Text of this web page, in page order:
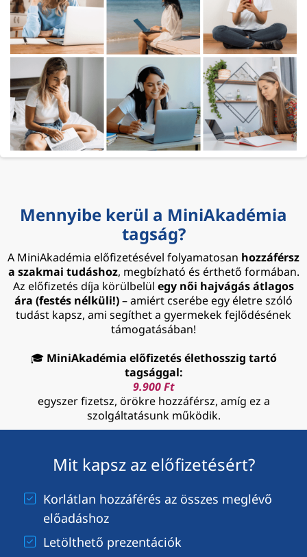
Mennyibe kerül a MiniAkadémia
tagság?
A MiniAkadémia előfizetésével folyamatosan hozzáférsz
a szakmai tudáshoz, megbízható és érthető formában.
Az előfizetés díja körülbelül egy női hajvágás átlagos
ára (festés nélküli!)– amiért cserébe egy életre szóló
tudást kapsz, ami segíthet a gyermekek fejlődésének
támogatásában!
🎓 MiniAkadémia előfizetés élethosszig tartó
tagsággal:
9.900 Ft
egyszer fizetsz, örökre hozzáférsz, amíg ez a
szolgáltatásunk működik.
Mit kapsz az előfizetésért?
Korlátlan hozzáférés az összes meglévő
előadáshoz
Letölthető prezentációk